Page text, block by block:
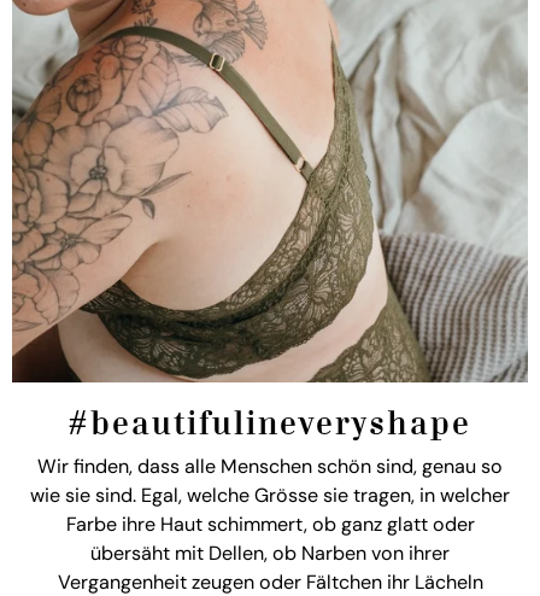
#beautifulineveryshape
Wir finden, dass alle Menschen schön sind, genau so
wie sie sind. Egal, welche Grösse sie tragen, in welcher
Farbe ihre Haut schimmert, ob ganz glatt oder
übersäht mit Dellen, ob Narben von ihrer
Vergangenheit zeugen oder Fältchen ihr Lächeln